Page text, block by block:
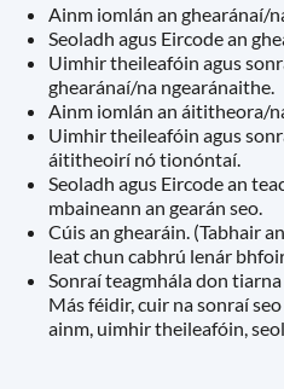
Ainm iomlán an ghearánaí/
Seoladh agus Eircode an
Uimhir theileafóin agus
ghearánaí/na ngearánaithe.
Ainm iomlán an áititheora/
Uimhir theileafóin agus
áititheoirí nó tionóntaí.
Seoladh agus Eircode an
mbaineann an gearán seo.
Cúis an ghearáin. (Tabhair
leat chun cabhrú lenár
Sonraí teagmhála don
Más féidir, cuir na sonraí
ainm, uimhir theileafóin,